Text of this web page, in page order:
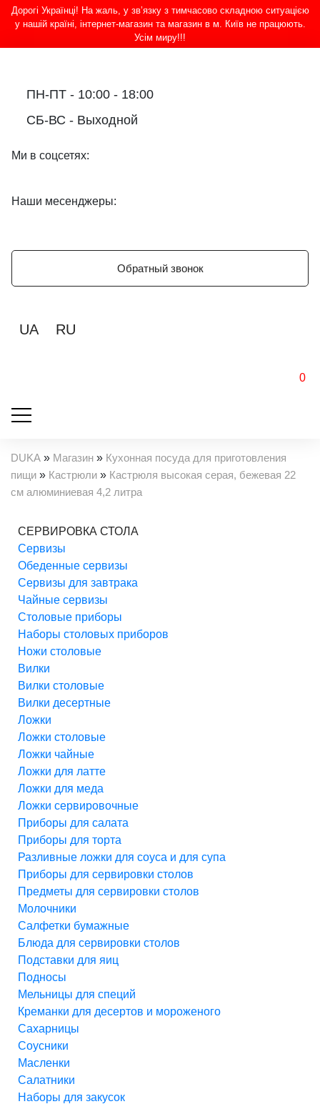
Дорогі Українці! На жаль, у зв’язку з тимчасово складною ситуацією
у нашій країні, інтернет-магазин та магазин в м. Київ не працюють.
Усім миру!!!
ПН-ПТ - 10:00 - 18:00
СБ-ВС - Выходной
Ми в соцсетях:
Наши месенджеры:
Обратный звонок
UA RU
0
DUKA » Магазин » Кухонная посуда для приготовления
пищи » Кастрюли » Кастрюля высокая серая, бежевая 22
см алюминиевая 4,2 литра
СЕРВИРОВКА СТОЛА
Cервизы
Обеденные сервизы
Сервизы для завтрака
Чайные сервизы
Столовые приборы
Наборы столовых приборов
Ножи столовые
Вилки
Вилки столовые
Вилки десертные
Ложки
Ложки столовые
Ложки чайные
Ложки для латте
Ложки для меда
Ложки сервировочные
Приборы для салата
Приборы для торта
Разливные ложки для соуса и для супа
Приборы для сервировки столов
Предметы для сервировки столов
Молочники
Салфетки бумажные
Блюда для сервировки столов
Подставки для яиц
Подносы
Мельницы для специй
Креманки для десертов и мороженого
Сахарницы
Соусники
Масленки
Салатники
Наборы для закусок